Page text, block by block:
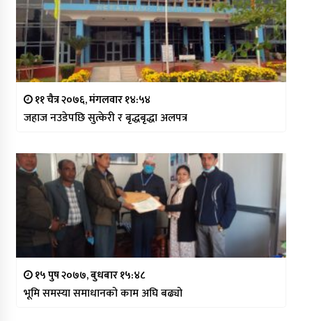
११ चैत्र २०७६, मंगलवार १४:५४
जहाज नउडेपछि सुत्केरी र बृद्धबृद्धा अलपत्र
१५ पुष २०७७, बुधबार १५:४८
भूमि समस्या समाधानको काम अघि बढ्यो